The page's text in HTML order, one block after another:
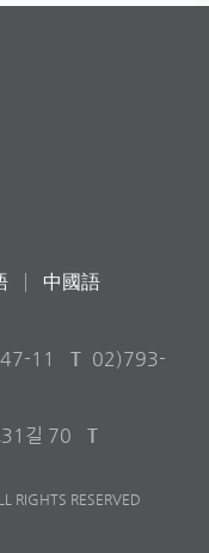
中國語
11
T 02)793-
31길 70
T
RIGHTS RESERVED